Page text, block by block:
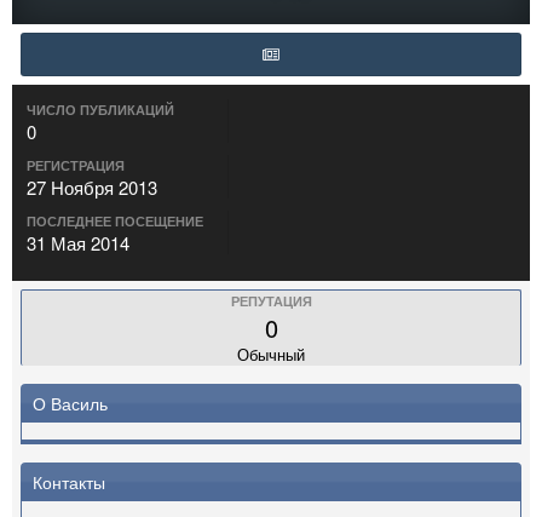
ЧИСЛО ПУБЛИКАЦИЙ
0
РЕГИСТРАЦИЯ
27 Ноября 2013
ПОСЛЕДНЕЕ ПОСЕЩЕНИЕ
31 Мая 2014
РЕПУТАЦИЯ
0
Обычный
О Василь
Контакты